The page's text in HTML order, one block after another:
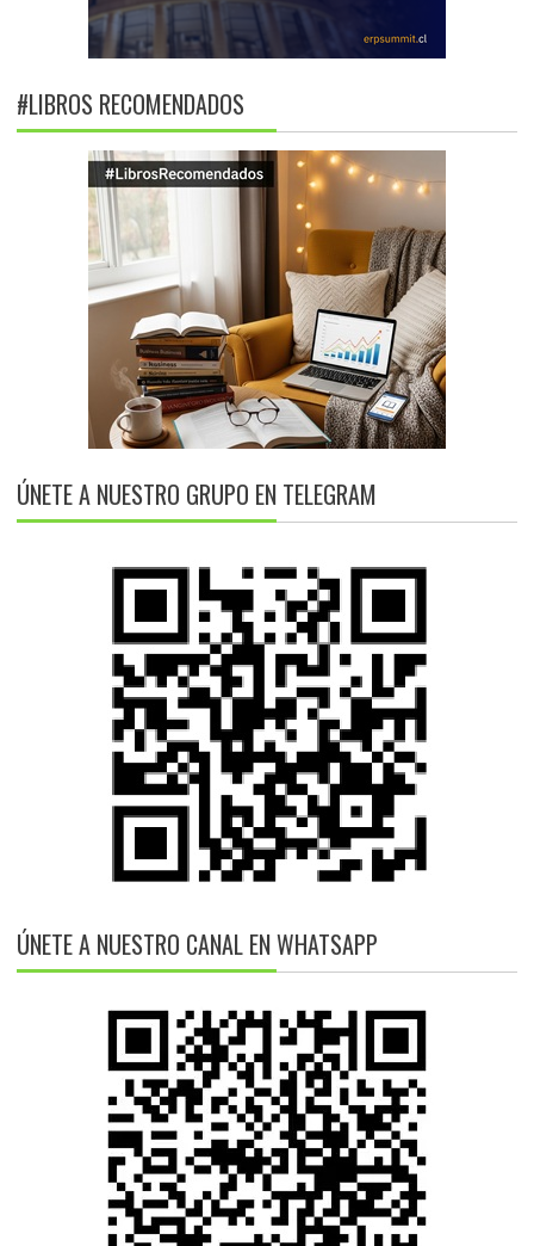
#LIBROS RECOMENDADOS
ÚNETE A NUESTRO GRUPO EN TELEGRAM
ÚNETE A NUESTRO CANAL EN WHATSAPP